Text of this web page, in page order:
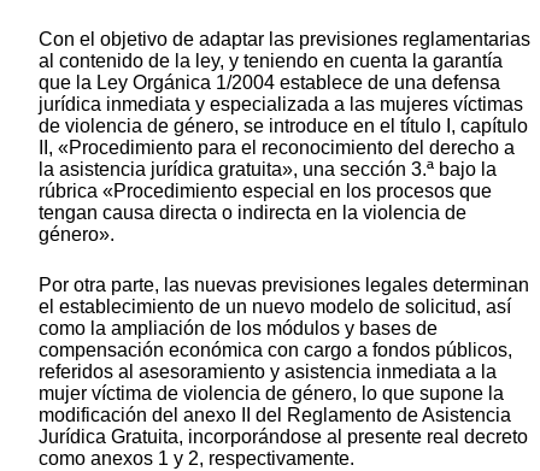
Con el objetivo de adaptar las previsiones reglamentarias
al contenido de la ley, y teniendo en cuenta la garantía
que la Ley Orgánica 1/2004 establece de una defensa
jurídica inmediata y especializada a las mujeres víctimas
de violencia de género, se introduce en el título I, capítulo
II, «Procedimiento para el reconocimiento del derecho a
la asistencia jurídica gratuita», una sección 3.ª bajo la
rúbrica «Procedimiento especial en los procesos que
tengan causa directa o indirecta en la violencia de
género».
Por otra parte, las nuevas previsiones legales determinan
el establecimiento de un nuevo modelo de solicitud, así
como la ampliación de los módulos y bases de
compensación económica con cargo a fondos públicos,
referidos al asesoramiento y asistencia inmediata a la
mujer víctima de violencia de género, lo que supone la
modificación del anexo II del Reglamento de Asistencia
Jurídica Gratuita, incorporándose al presente real decreto
como anexos 1 y 2, respectivamente.